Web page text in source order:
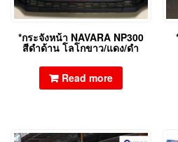
*กระจังหน้า NAVARA NP300
สีดำด้าน โลโกขาว/แดง/ดำ
Read more